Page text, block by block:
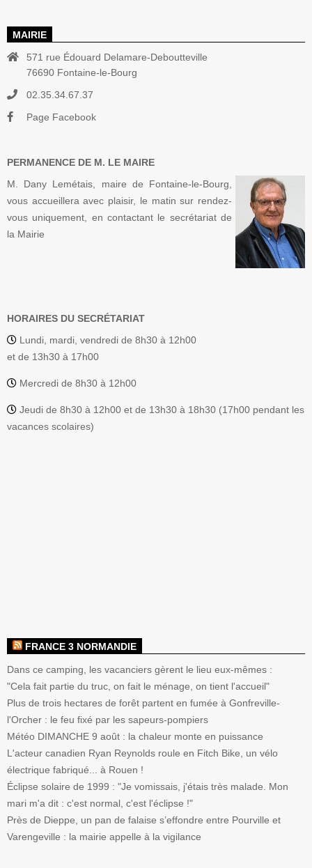
MAIRIE
571 rue Édouard Delamare-Deboutteville
76690 Fontaine-le-Bourg
02.35.34.67.37
Page Facebook
PERMANENCE DE M. LE MAIRE
M. Dany Lemétais, maire de Fontaine-le-Bourg,
vous accueillera avec plaisir, le matin sur rendez-
vous uniquement, en contactant le secrétariat de
la Mairie
HORAIRES DU SECRÉTARIAT
Lundi, mardi, vendredi de 8h30 à 12h00
et de 13h30 à 17h00
Mercredi de 8h30 à 12h00
Jeudi de 8h30 à 12h00 et de 13h30 à 18h30 (17h00 pendant les
vacances scolaires)
FRANCE 3 NORMANDIE
Dans ce camping, les vacanciers gèrent le lieu eux-mêmes :
"Cela fait partie du truc, on fait le ménage, on tient l'accueil"
Plus de trois hectares de forêt partent en fumée à Gonfreville-
l'Orcher : le feu fixé par les sapeurs-pompiers
Météo DIMANCHE 9 août : la chaleur monte en puissance
L'acteur canadien Ryan Reynolds roule en Fitch Bike, un vélo
électrique fabriqué... à Rouen !
Éclipse solaire de 1999 : "Je vomissais, j'étais très malade. Mon
mari m'a dit : c'est normal, c'est l'éclipse !"
Près de Dieppe, un pan de falaise s’effondre entre Pourville et
Varengeville : la mairie appelle à la vigilance